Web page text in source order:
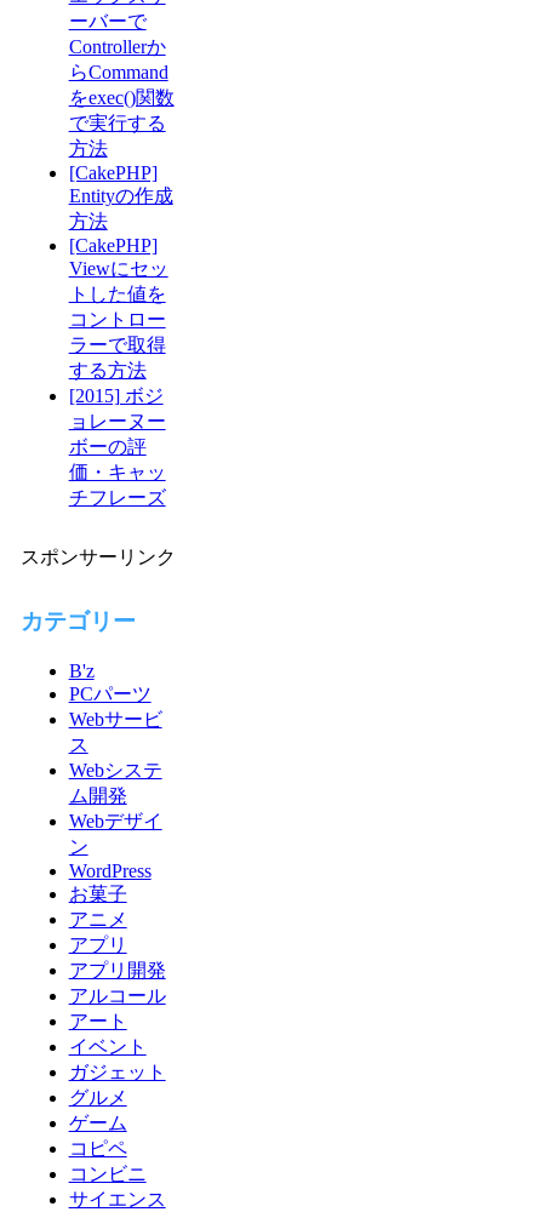
ーバーで
Controllerか
らCommand
をexec()関数
で実行する
方法
[CakePHP]
Entityの作成
方法
[CakePHP]
Viewにセッ
トした値を
コントロー
ラーで取得
する方法
[2015] ボジ
ョレーヌー
ボーの評
価・キャッ
チフレーズ
スポンサーリンク
カテゴリー
B'z
PCパーツ
Webサービ
ス
Webシステ
ム開発
Webデザイ
ン
WordPress
お菓子
アニメ
アプリ
アプリ開発
アルコール
アート
イベント
ガジェット
グルメ
ゲーム
コピペ
コンビニ
サイエンス